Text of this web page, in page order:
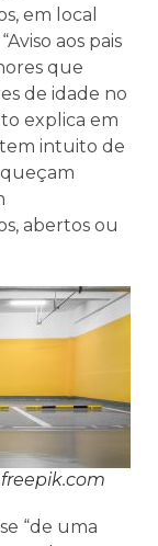
em local
aos pais
que
de idade no
explica em
intuito de
abertos ou
“de uma